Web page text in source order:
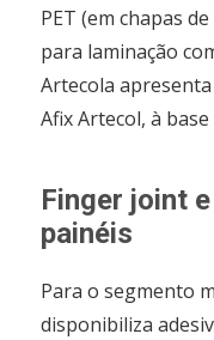
PET (em chapas
para laminação
Artecola
Afix Artecol, à base
Finger joint
painéis
Para o segmento
disponibiliza